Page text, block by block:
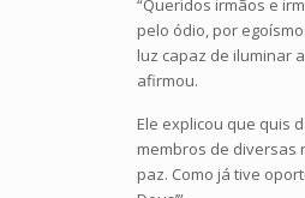
“Queridos irmãos e
pelo ódio, por
luz capaz de iluminar
afirmou.
Ele explicou que quis
membros de diversas
paz. Como já tive